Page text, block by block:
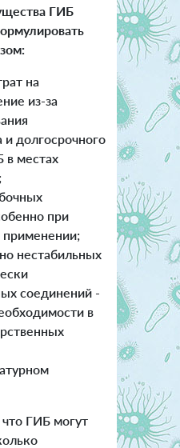
ГИБ
на
из-за
и долгосрочного
в местах
при
нестабильных
соединений -
в
ГИБ могут